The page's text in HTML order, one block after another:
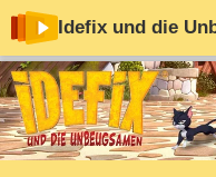
Idefix und die